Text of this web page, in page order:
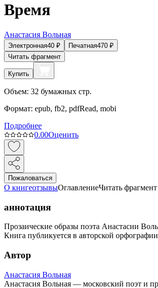
Время
Анастасия Вольная
Электронная40 ₽ Печатная470 ₽
Читать фрагмент
Купить
Объем: 32 бумажных стр.
Формат: epub, fb2, pdfRead, mobi
Подробнее
0.00Оценить
Пожаловаться
О книгеотзывыОглавлениеЧитать фрагмент
аннотация
Прозаические образы поэта Анастасии
Книга публикуется в авторской
Автор
Анастасия Вольная
Анастасия Вольная — московский поэт и